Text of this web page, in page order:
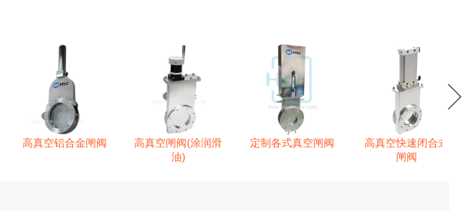
高真空铝合金闸阀
高真空闸阀(涂润滑
油)
定制各式真空闸阀
高真空快速闭合式
闸阀